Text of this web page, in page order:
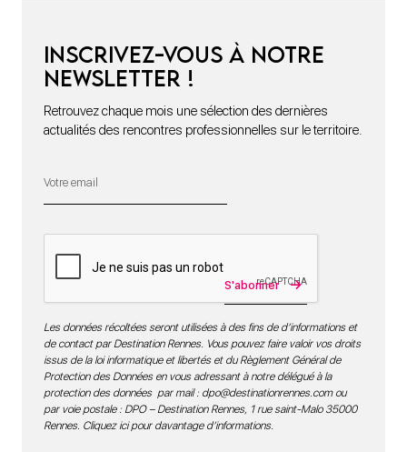
Inscrivez-vous à notre
newsletter !
Retrouvez chaque mois une sélection des dernières
actualités des rencontres professionnelles sur le territoire.
S'abonner
Les données récoltées seront utilisées à des fins de d’informations et
de contact par Destination Rennes. Vous pouvez faire valoir vos droits
issus de la loi informatique et libertés et du Règlement Général de
Protection des Données en vous adressant à notre délégué à la
protection des données par mail : dpo@destinationrennes.comou
par voie postale : DPO – Destination Rennes, 1 rue saint-Malo 35000
Rennes. Cliquez ici pour davantage d’informations.